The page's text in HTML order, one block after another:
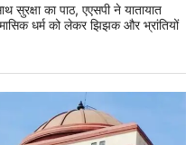
का पाठ, एएसपी ने यातायात
धर्म को लेकर झिझक और भ्रांतियों